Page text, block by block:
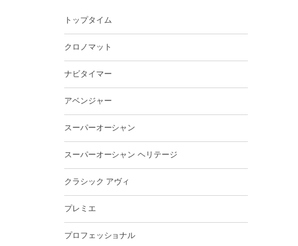
トップタイム
クロノマット
ナビタイマー
アベンジャー
スーパーオーシャン
スーパーオーシャン ヘリテージ
クラシック アヴィ
プレミエ
プロフェッショナル